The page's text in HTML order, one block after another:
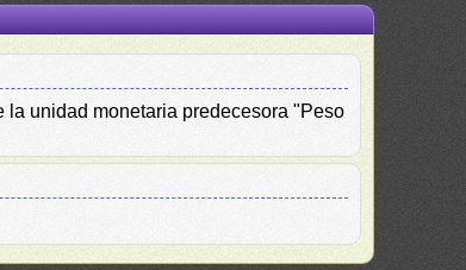
la unidad monetaria predecesora "Peso